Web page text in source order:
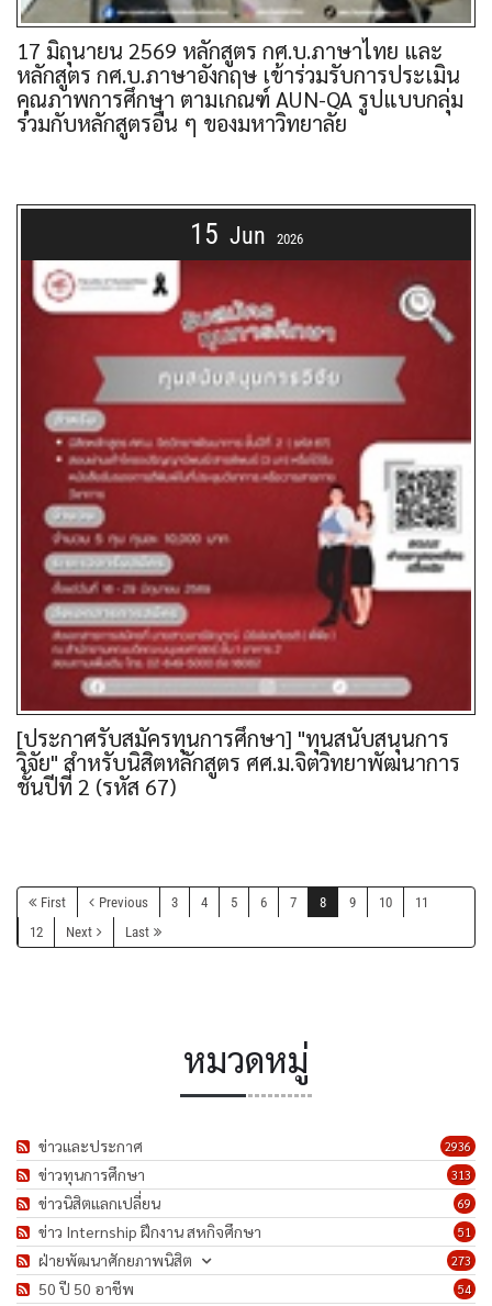
17 มิถุนายน 2569 หลักสูตร กศ.บ.ภาษาไทย และ
หลักสูตร กศ.บ.ภาษาอังกฤษ เข้าร่วมรับการประเมิน
คุณภาพการศึกษา ตามเกณฑ์ AUN-QA รูปแบบกลุ่ม
ร่วมกับหลักสูตรอื่น ๆ ของมหาวิทยาลัย
15 Jun 2026
[ประกาศรับสมัครทุนการศึกษา] "ทุนสนับสนุนการ
วิจัย" สำหรับนิสิตหลักสูตร ศศ.ม.จิตวิทยาพัฒนาการ
ชั้นปีที่ 2 (รหัส 67)
First Previous 3 4 5 6 7 8 9 10
11
12
Next Last
หมวดหมู่
2936
ข่าวและประกาศ
313
ข่าวทุนการศึกษา
69
ข่าวนิสิตแลกเปลี่ยน
51
ข่าว Internship ฝึกงาน สหกิจศึกษา
273
ฝ่ายพัฒนาศักยภาพนิสิต
54
50 ปี 50 อาชีพ